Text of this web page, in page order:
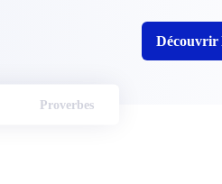
Découvrir
Proverbes